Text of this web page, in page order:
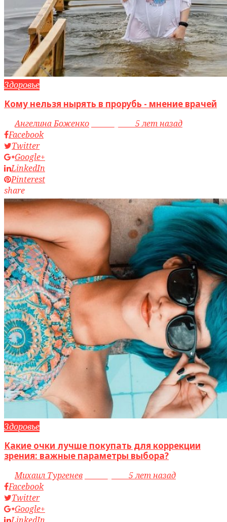
Здоровье
Кому нельзя нырять в прорубь - мнение врачей
byАнгелина Боженко
5 лет назад
Facebook
Twitter
Google+
LinkedIn
Pinterest
share
Здоровье
Какие очки лучше покупать для коррекции
зрения: важные параметры выбора?
byМихаил Тургенев
5 лет назад
Facebook
Twitter
Google+